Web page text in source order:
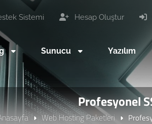
Hesap Oluştur
Sistemi
Sunucu Yazılım
Profesyonel
Web Hosting Paketleri